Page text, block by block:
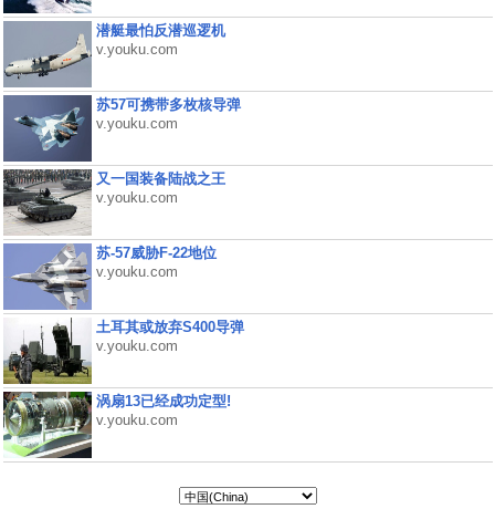
潜艇最怕反潜巡逻机
v.youku.com
苏57可携带多枚核导弹
v.youku.com
又一国装备陆战之王
v.youku.com
苏-57威胁F-22地位
v.youku.com
土耳其或放弃S400导弹
v.youku.com
涡扇13已经成功定型!
v.youku.com